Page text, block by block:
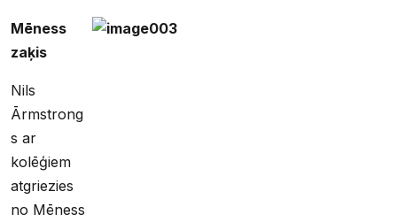
Mēness
zaķis
Nils
Ārmstrong
s ar
kolēģiem
atgriezies
no Mēness